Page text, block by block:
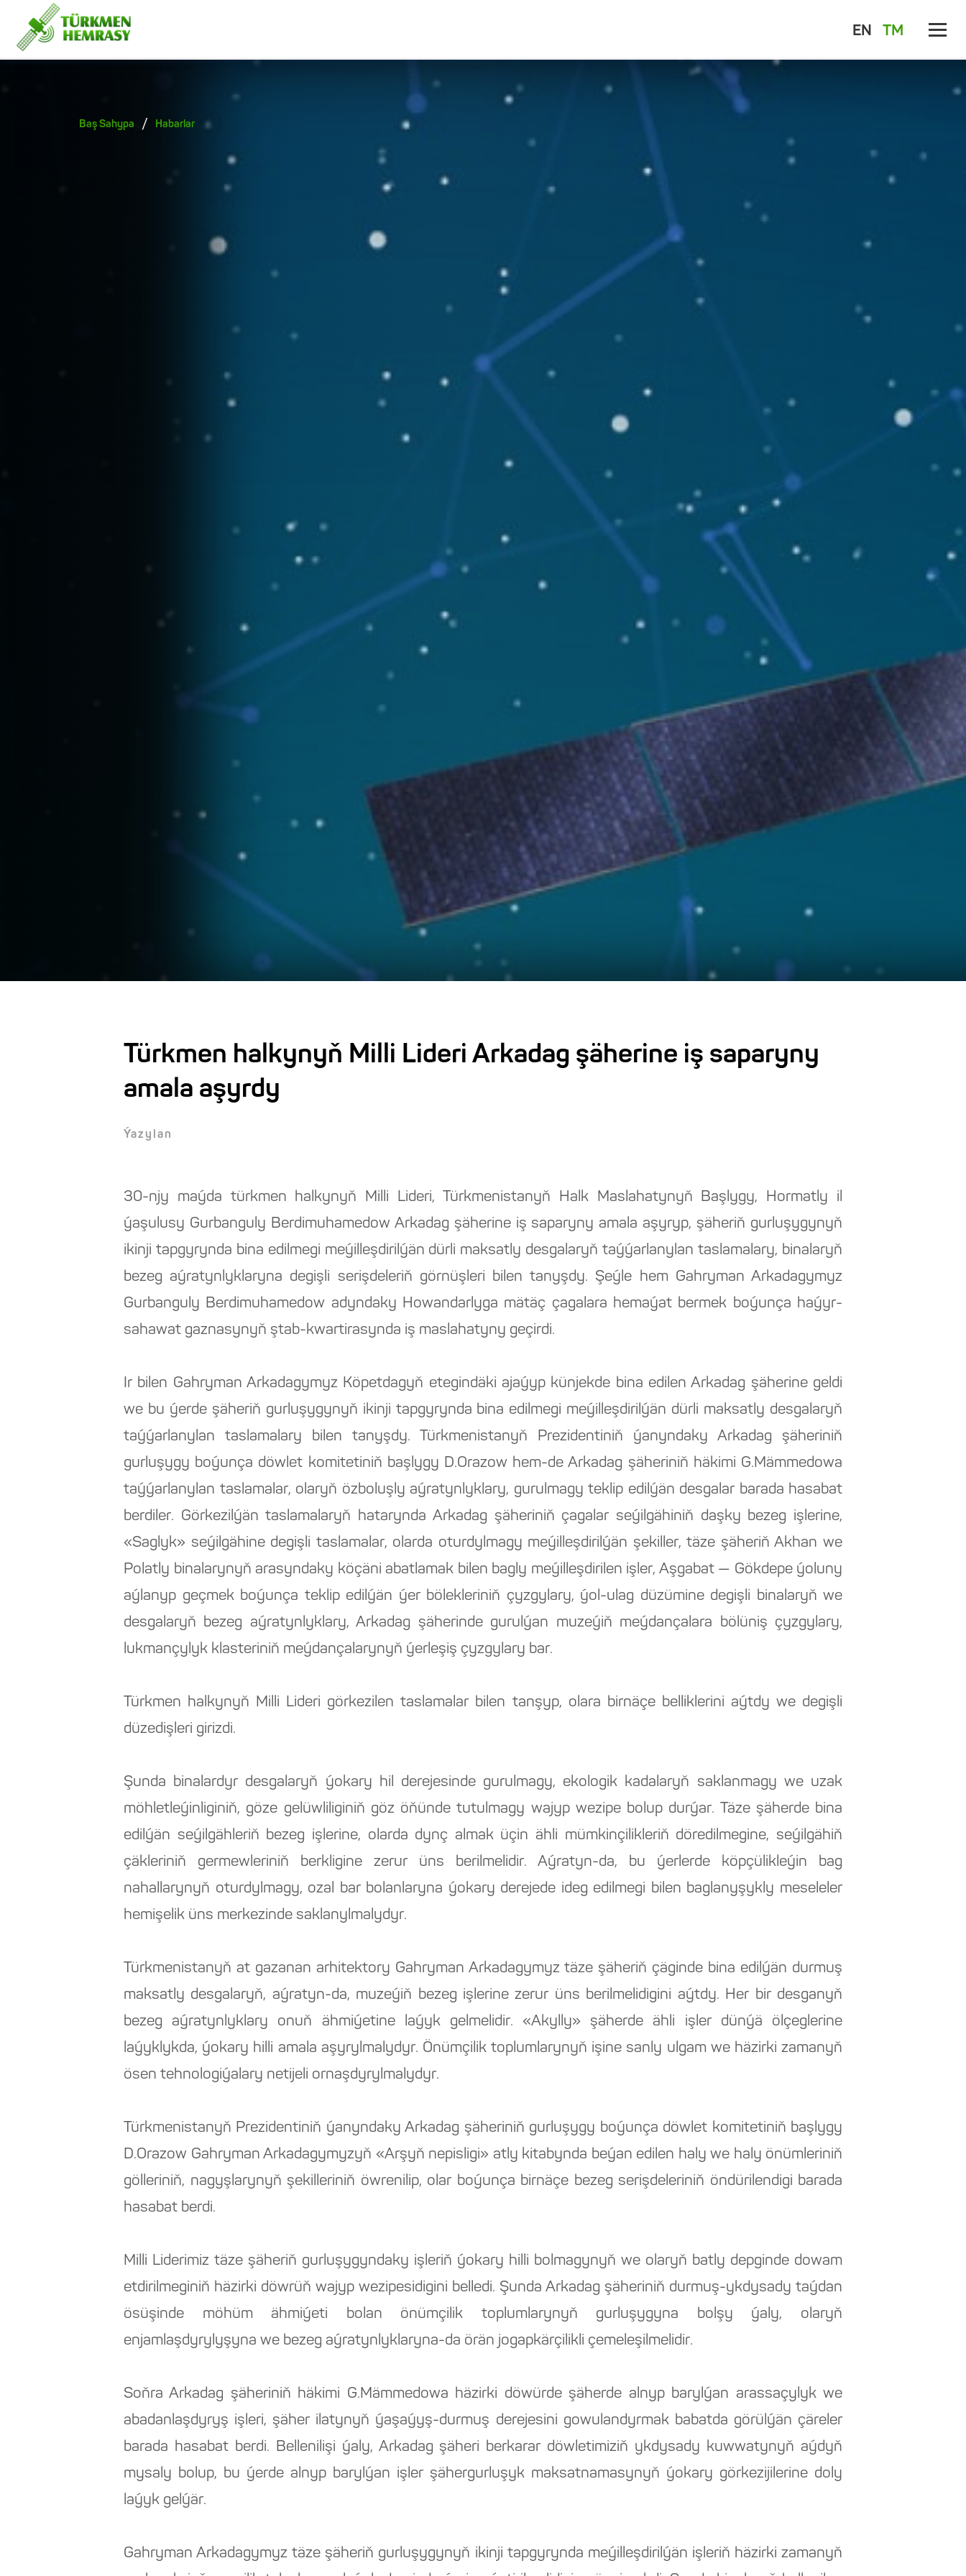
EN TM
Baş Sahypa / Habarlar
Türkmen halkynyň Milli Lideri Arkadag şäherine iş saparyny
amala aşyrdy
Ýazylan
30-njy maýda türkmen halkynyň Milli Lideri, Türkmenistanyň Halk Maslahatynyň Başlygy, Hormatly il
ýaşulusy Gurbanguly Berdimuhamedow Arkadag şäherine iş saparyny amala aşyryp, şäheriň gurluşygynyň
ikinji tapgyrynda bina edilmegi meýilleşdirilýän dürli maksatly desgalaryň taýýarlanylan taslamalary, binalaryň
bezeg aýratynlyklaryna degişli serişdeleriň görnüşleri bilen tanyşdy. Şeýle hem Gahryman Arkadagymyz
Gurbanguly Berdimuhamedow adyndaky Howandarlyga mätäç çagalara hemaýat bermek boýunça haýyr-
sahawat gaznasynyň ştab-kwartirasynda iş maslahatyny geçirdi.
Ir bilen Gahryman Arkadagymyz Köpetdagyň etegindäki ajaýyp künjekde bina edilen Arkadag şäherine geldi
we bu ýerde şäheriň gurluşygynyň ikinji tapgyrynda bina edilmegi meýilleşdirilýän dürli maksatly desgalaryň
taýýarlanylan taslamalary bilen tanyşdy. Türkmenistanyň Prezidentiniň ýanyndaky Arkadag şäheriniň
gurluşygy boýunça döwlet komitetiniň başlygy D.Orazow hem-de Arkadag şäheriniň häkimi G.Mämmedowa
taýýarlanylan taslamalar, olaryň özboluşly aýratynlyklary, gurulmagy teklip edilýän desgalar barada hasabat
berdiler. Görkezilýän taslamalaryň hatarynda Arkadag şäheriniň çagalar seýilgähiniň daşky bezeg işlerine,
«Saglyk» seýilgähine degişli taslamalar, olarda oturdylmagy meýilleşdirilýän şekiller, täze şäheriň Akhan we
Polatly binalarynyň arasyndaky köçäni abatlamak bilen bagly meýilleşdirilen işler, Aşgabat — Gökdepe ýoluny
aýlanyp geçmek boýunça teklip edilýän ýer bölekleriniň çyzgylary, ýol-ulag düzümine degişli binalaryň we
desgalaryň bezeg aýratynlyklary, Arkadag şäherinde gurulýan muzeýiň meýdançalara bölüniş çyzgylary,
lukmançylyk klasteriniň meýdançalarynyň ýerleşiş çyzgylary bar.
Türkmen halkynyň Milli Lideri görkezilen taslamalar bilen tanşyp, olara birnäçe belliklerini aýtdy we degişli
düzedişleri girizdi.
Şunda binalardyr desgalaryň ýokary hil derejesinde gurulmagy, ekologik kadalaryň saklanmagy we uzak
möhletleýinliginiň, göze gelüwliliginiň göz öňünde tutulmagy wajyp wezipe bolup durýar. Täze şäherde bina
edilýän seýilgähleriň bezeg işlerine, olarda dynç almak üçin ähli mümkinçilikleriň döredilmegine, seýilgähiň
çäkleriniň germewleriniň berkligine zerur üns berilmelidir. Aýratyn-da, bu ýerlerde köpçülikleýin bag
nahallarynyň oturdylmagy, ozal bar bolanlaryna ýokary derejede ideg edilmegi bilen baglanyşykly meseleler
hemişelik üns merkezinde saklanylmalydyr.
Türkmenistanyň at gazanan arhitektory Gahryman Arkadagymyz täze şäheriň çäginde bina edilýän durmuş
maksatly desgalaryň, aýratyn-da, muzeýiň bezeg işlerine zerur üns berilmelidigini aýtdy. Her bir desganyň
bezeg aýratynlyklary onuň ähmiýetine laýyk gelmelidir. «Akylly» şäherde ähli işler dünýä ölçeglerine
laýyklykda, ýokary hilli amala aşyrylmalydyr. Önümçilik toplumlarynyň işine sanly ulgam we häzirki zamanyň
ösen tehnologiýalary netijeli ornaşdyrylmalydyr.
Türkmenistanyň Prezidentiniň ýanyndaky Arkadag şäheriniň gurluşygy boýunça döwlet komitetiniň başlygy
D.Orazow Gahryman Arkadagymyzyň «Arşyň nepisligi» atly kitabynda beýan edilen haly we haly önümleriniň
gölleriniň, nagyşlarynyň şekilleriniň öwrenilip, olar boýunça birnäçe bezeg serişdeleriniň öndürilendigi barada
hasabat berdi.
Milli Liderimiz täze şäheriň gurluşygyndaky işleriň ýokary hilli bolmagynyň we olaryň batly depginde dowam
etdirilmeginiň häzirki döwrüň wajyp wezipesidigini belledi. Şunda Arkadag şäheriniň durmuş-ykdysady taýdan
ösüşinde möhüm ähmiýeti bolan önümçilik toplumlarynyň gurluşygyna bolşy ýaly, olaryň
enjamlaşdyrylyşyna we bezeg aýratynlyklaryna-da örän jogapkärçilikli çemeleşilmelidir.
Soňra Arkadag şäheriniň häkimi G.Mämmedowa häzirki döwürde şäherde alnyp barylýan arassaçylyk we
abadanlaşdyryş işleri, şäher ilatynyň ýaşaýyş-durmuş derejesini gowulandyrmak babatda görülýän çäreler
barada hasabat berdi. Bellenilişi ýaly, Arkadag şäheri berkarar döwletimiziň ykdysady kuwwatynyň aýdyň
mysaly bolup, bu ýerde alnyp barylýan işler şähergurluşyk maksatnamasynyň ýokary görkezijilerine doly
laýyk gelýär.
Gahryman Arkadagymyz täze şäheriň gurluşygynyň ikinji tapgyrynda meýilleşdirilýän işleriň häzirki zamanyň